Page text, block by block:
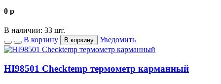
0 p
В наличии: 33 шт.
В корзину
В корзину Уведомить
HI98501 Checktemp термометр карманный